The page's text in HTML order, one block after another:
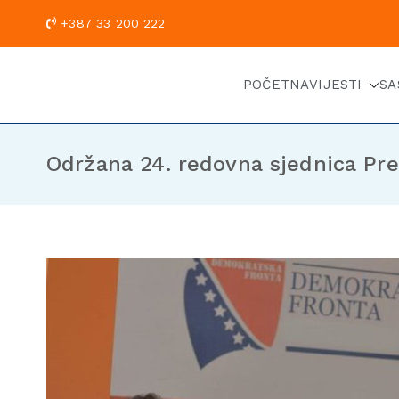
+387 33 200
POČETNAVIJESTI
Održana 24. redovna sjednica